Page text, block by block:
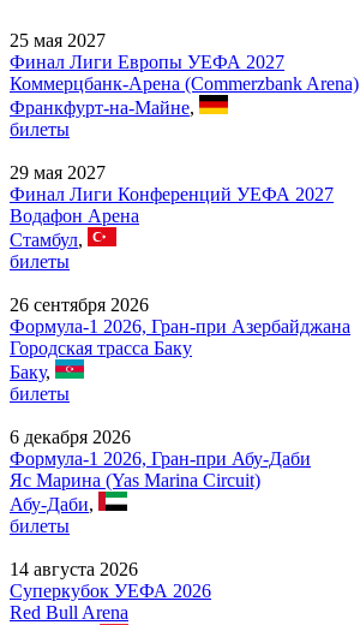
25 мая 2027
Финал Лиги Европы УЕФА 2027
Коммерцбанк-Арена (Commerzbank Arena)
Франкфурт-на-Майне,
билеты
29 мая 2027
Финал Лиги Конференций УЕФА 2027
Водафон Арена
Стамбул,
билеты
26 сентября 2026
Формула-1 2026, Гран-при Азербайджана
Городская трасса Баку
Баку,
билеты
6 декабря 2026
Формула-1 2026, Гран-при Абу-Даби
Яс Марина (Yas Marina Circuit)
Абу-Даби,
билеты
14 августа 2026
Суперкубок УЕФА 2026
Red Bull Arena